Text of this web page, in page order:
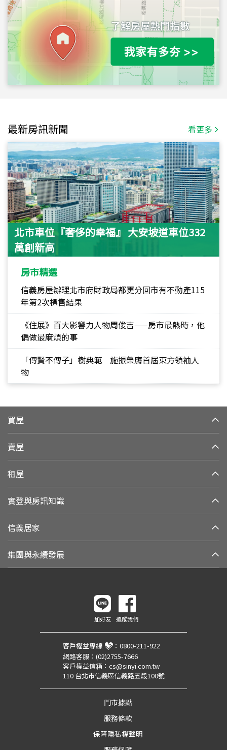
最新房訊新聞 看更多
北市車位『奢侈的幸福』 大安坡道車位332
萬創新高
房市精選
信義房屋辦理北市府財政局都更分回市有不動產115
年第2次標售結果
《住展》百大影響力人物周俊吉——房市最熱時，他
偏做最麻煩的事
「傳賢不傳子」樹典範 施振榮膺首屆東方領袖人
物
買屋
賣屋
租屋
實登與房訊知識
信義居家
集團與永續發展
加好友 追蹤我們
客戶權益專線 ： 0800-211-922
網路客服： (02)2755-7666
客戶權益信箱： cs@sinyi.com.tw
110 台北市信義區信義路五段100號
門市據點
服務條款
保障隱私權聲明